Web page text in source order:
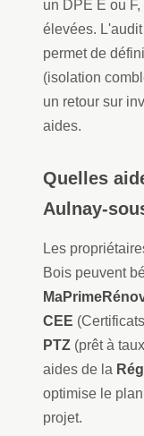
un DPE E ou
élevées.
permet de
(isolation
un retour sur
aides.
Quelles
Aulnay-
Les
Bois peuvent
CEE
PTZ (prêt à
aides de la
optimise le
projet.